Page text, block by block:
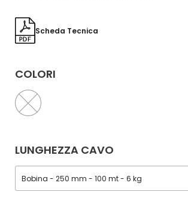
Scheda Tecnica
COLORI
LUNGHEZZA CAVO